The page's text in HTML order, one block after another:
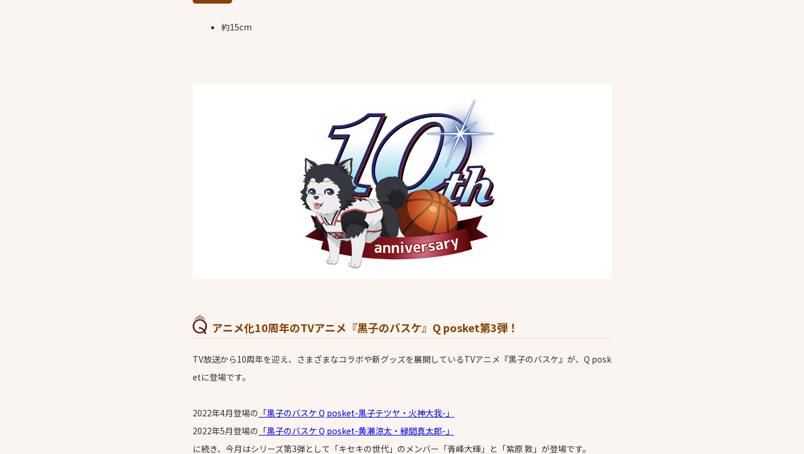
約15cm
アニメ化10周年のTVアニメ『黒子のバスケ』Q posket第3弾！
TV放送から10周年を迎え、さまざまなコラボや新グッズを展開しているTVアニメ『黒子のバスケ』が、Q posk
etに登場です。
2022年4月登場の 「黒子のバスケ Q posket-黒子テツヤ・火神大我-」
2022年5月登場の 「黒子のバスケ Q posket-黄瀬涼太・緑間真太郎-」
に続き、今月はシリーズ第3弾として「キセキの世代」のメンバー「青峰大輝」と「紫原 敦」が登場です。